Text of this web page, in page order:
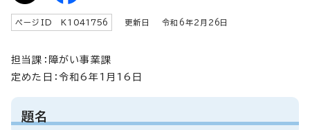
ページID K 1041756 更新日 令和6年2月 26 日
担当課：障がい事業課
定めた日：令和6年1月16日
題名